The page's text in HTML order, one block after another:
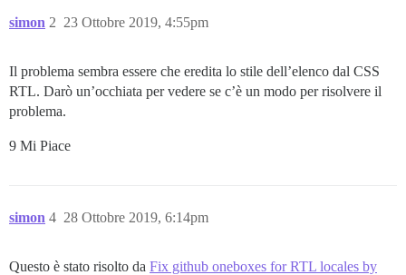
simon 23 Ottobre 2019, 4:55pm
2
Il problema sembra essere che eredita lo stile dell’elenco dal CSS
RTL. Darò un’occhiata per vedere se c’è un modo per risolvere il
problema.
9 Mi Piace
simon 28 Ottobre 2019, 6:14pm
4
Questo è stato risolto da Fix github oneboxes for RTL locales by